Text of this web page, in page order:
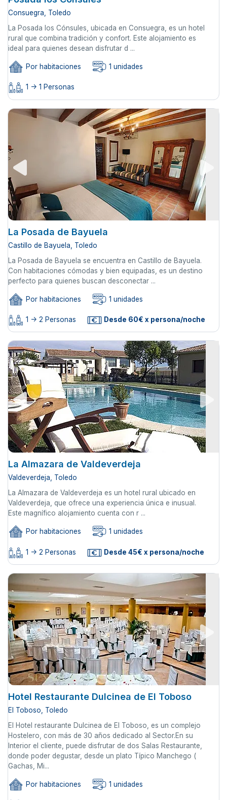
Consuegra, Toledo
La Posada los Cónsules, ubicada en Consuegra, es un hotel
rural que combina tradición y confort. Este alojamiento es
ideal para quienes desean disfrutar d ...
Por habitaciones 1 unidades
1 -> 1 Personas
La Posada de Bayuela
Castillo de Bayuela, Toledo
La Posada de Bayuela se encuentra en Castillo de Bayuela.
Con habitaciones cómodas y bien equipadas, es un destino
perfecto para quienes buscan desconectar ...
Por habitaciones 1 unidades
1 -> 2 Personas Desde 60€ x persona/noche
La Almazara de Valdeverdeja
Valdeverdeja, Toledo
La Almazara de Valdeverdeja es un hotel rural ubicado en
Valdeverdeja, que ofrece una experiencia única e inusual.
Este magnífico alojamiento cuenta con r ...
Por habitaciones 1 unidades
1 -> 2 Personas Desde 45€ x persona/noche
Hotel Restaurante Dulcinea de El Toboso
El Toboso, Toledo
El Hotel restaurante Dulcinea de El Toboso, es un complejo
Hostelero, con más de 30 años dedicado al Sector.En su
Interior el cliente, puede disfrutar de dos Salas Restaurante,
donde poder degustar, desde un plato Típico Manchego (
Gachas, Mi...
Por habitaciones 1 unidades